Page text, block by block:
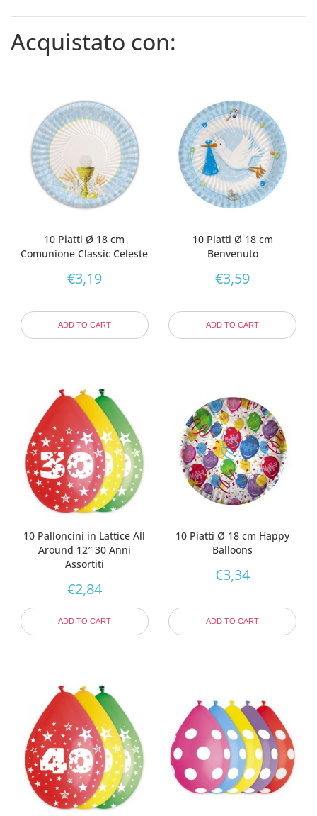
Acquistato con:
10 Piatti Ø 18 cm
Comunione Classic Celeste
€3,19
ADD TO CART
10 Piatti Ø 18 cm
Benvenuto
€3,59
ADD TO CART
10 Palloncini in Lattice All
Around 12″ 30 Anni
Assortiti
€2,84
ADD TO CART
10 Piatti Ø 18 cm Happy
Balloons
€3,34
ADD TO CART